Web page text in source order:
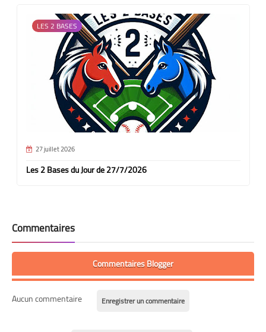
LES 2 BASES
27 juillet 2026
Les 2 Bases du Jour de 27/7/2026
Commentaires
Commentaires Blogger
Aucun commentaire Enregistrer un commentaire